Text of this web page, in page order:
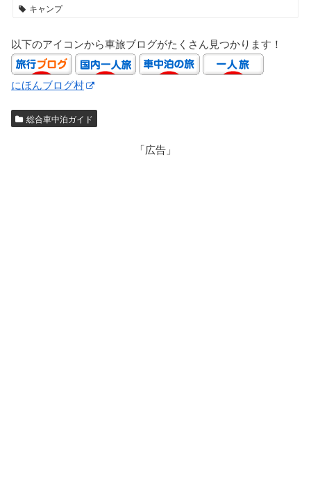
キャンプ
以下のアイコンから車旅ブログがたくさん見つかります！
にほんブログ村
総合車中泊ガイド
「広告」